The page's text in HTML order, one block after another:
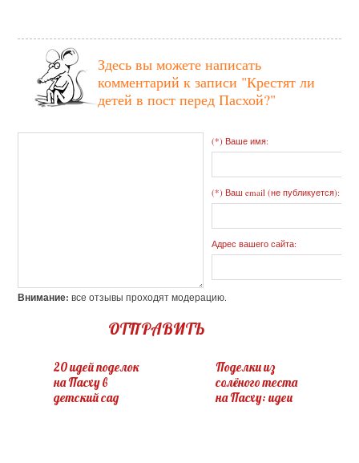
Здесь вы можете написать
комментарий к записи "Крестят ли
детей в пост перед Пасхой?"
(*) Ваше имя:
(*) Ваш email (не публикуется):
Адрес вашего сайта:
Внимание: все отзывы проходят модерацию.
ОТПРАВИТЬ
20 идей поделок
на Пасху в
детский сад
Поделки из
солёного теста
на Пасху: идеи